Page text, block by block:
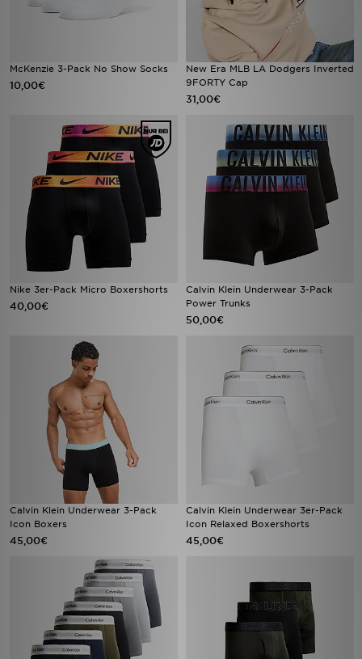
McKenzie 3-Pack No Show Socks
10,00€
New Era MLB LA Dodgers Inverted
9FORTY Cap
31,00€
Nike 3er-Pack Micro Boxershorts
40,00€
Calvin Klein Underwear 3-Pack
Power Trunks
50,00€
Calvin Klein Underwear 3-Pack
Icon Boxers
45,00€
Calvin Klein Underwear 3er-Pack
Icon Relaxed Boxershorts
45,00€